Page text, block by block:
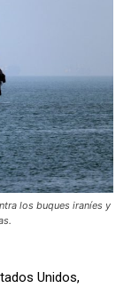
los buques iraníes y
Unidos,